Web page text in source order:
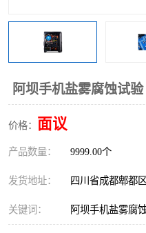
阿坝手机盐雾腐蚀试
价格： 面议
产品数量： 9999.00个
发货地址： 四川省成都郫都
关键词： 阿坝手机盐雾腐